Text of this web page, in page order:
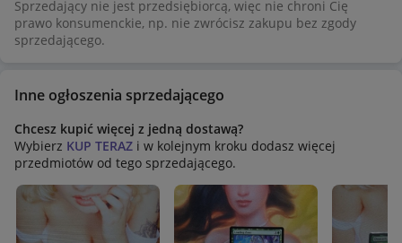
Sprzedający nie jest przedsiębiorcą, więc nie chroni Cię
prawo konsumenckie, np. nie zwrócisz zakupu bez zgody
sprzedającego.
Inne ogłoszenia sprzedającego
Chcesz kupić więcej z jedną dostawą?
Wybierz KUP TERAZ i w kolejnym kroku dodasz więcej
przedmiotów od tego sprzedającego.